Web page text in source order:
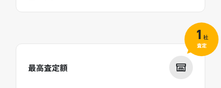
最高査定額
1 社
査定